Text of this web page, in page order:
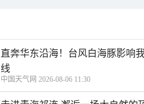
直奔华东沿海！台风白海豚影响
线
中国天气网 2026-08-06 11:30